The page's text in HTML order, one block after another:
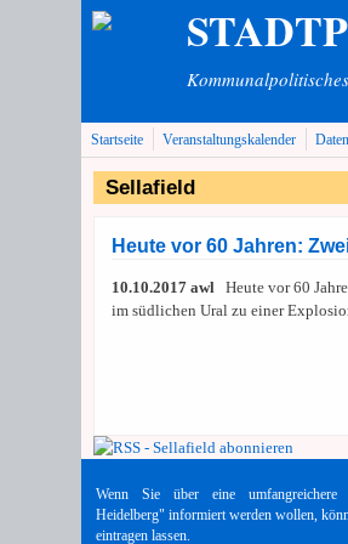
Direkt zum Inhalt
Startseite Veranstaltungskalender
Sellafield
Heute vor 60 Jahren:
10.10.2017 awl Heute vor 60
im südlichen Ural zu einer
Wenn Sie über eine umfangreichere
Heidelberg" informiert werden wollen,
eintragen lassen.